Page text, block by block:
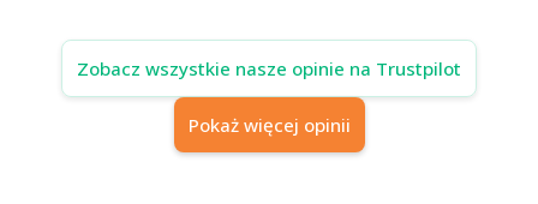
Zobacz wszystkie nasze opinie na Trustpilot
Pokaż więcej opinii